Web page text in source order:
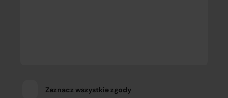
Zaznacz wszystkie zgody